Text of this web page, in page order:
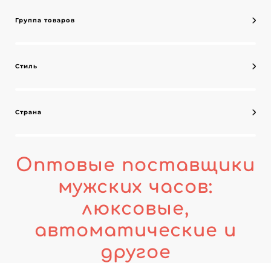
Группа товаров
Стиль
Страна
Оптовые поставщики
мужских часов:
люксовые,
автоматические и
другое